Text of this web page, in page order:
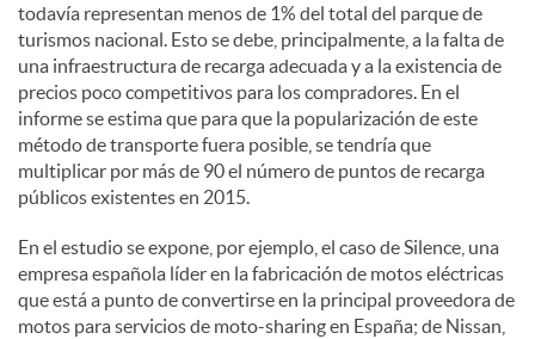
todavía representan menos de 1% del total del parque de
turismos nacional. Esto se debe, principalmente, a la falta de
una infraestructura de recarga adecuada y a la existencia de
precios poco competitivos para los compradores. En el
informe se estima que para que la popularización de este
método de transporte fuera posible, se tendría que
multiplicar por más de 90 el número de puntos de recarga
públicos existentes en 2015.
En el estudio se expone, por ejemplo, el caso de Silence, una
empresa española líder en la fabricación de motos eléctricas
que está a punto de convertirse en la principal proveedora de
motos para servicios de moto-sharing en España; de Nissan,